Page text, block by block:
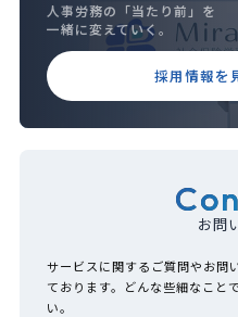
人事労務の「当たり前」を
一緒に変えていく。
採用情報を
お問
サービスに関するご質問やお問
ております。どんな些細なこと
い。